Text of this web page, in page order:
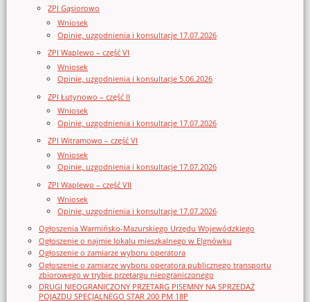
ZPI Gąsiorowo
Wniosek
Opinie, uzgodnienia i konsultacje 17.07.2026
ZPI Waplewo – część VI
Wniosek
Opinie, uzgodnienia i konsultacje 5.06.2026
ZPI Łutynowo – część II
Wniosek
Opinie, uzgodnienia i konsultacje 17.07.2026
ZPI Witramowo – część VI
Wniosek
Opinie, uzgodnienia i konsultacje 17.07.2026
ZPI Waplewo – część VII
Wniosek
Opinie, uzgodnienia i konsultacje 17.07.2026
Ogłoszenia Warmińsko-Mazurskiego Urzędu Wojewódzkiego
Ogłoszenie o najmie lokalu mieszkalnego w Elgnówku
Ogłoszenie o zamiarze wyboru operatora
Ogłoszenie o zamiarze wyboru operatora publicznego transportu
zbiorowego w trybie przetargu nieograniczonego
DRUGI NIEOGRANICZONY PRZETARG PISEMNY NA SPRZEDAŻ
POJAZDU SPECJALNEGO STAR 200 PM 18P